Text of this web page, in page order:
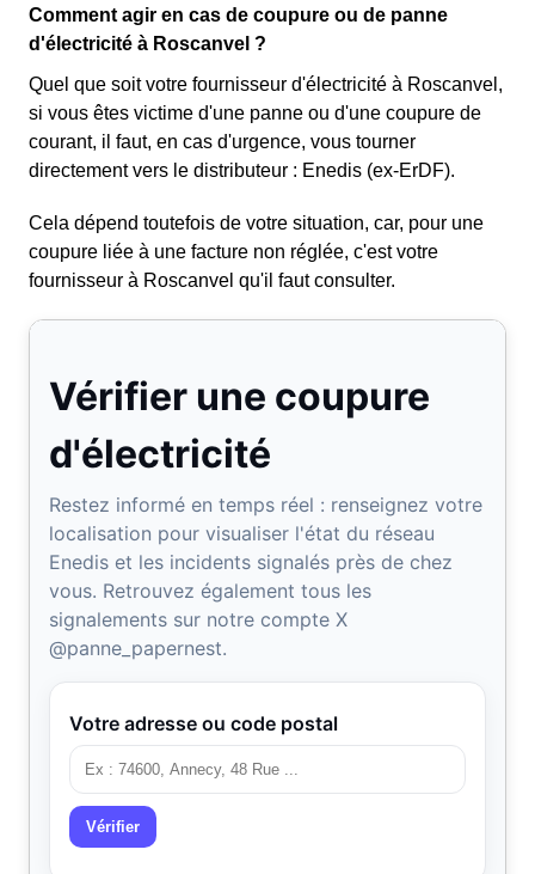
Comment agir en cas de coupure ou de panne
d'électricité à Roscanvel ?
Quel que soit votre fournisseur d'électricité à Roscanvel,
si vous êtes victime d'une panne ou d'une coupure de
courant, il faut, en cas d'urgence, vous tourner
directement vers le distributeur : Enedis (ex-ErDF).
Cela dépend toutefois de votre situation, car, pour une
coupure liée à une facture non réglée, c'est votre
fournisseur à Roscanvel qu'il faut consulter.